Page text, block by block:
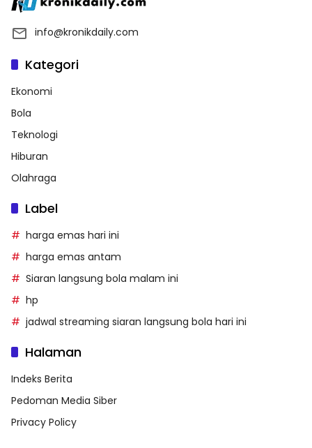
info@kronikdaily.com
Kategori
Ekonomi
Bola
Teknologi
Hiburan
Olahraga
Label
harga emas hari ini
harga emas antam
Siaran langsung bola malam ini
hp
jadwal streaming siaran langsung bola hari ini
Halaman
Indeks Berita
Pedoman Media Siber
Privacy Policy